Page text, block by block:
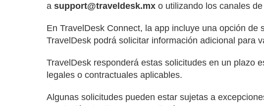
a support@traveldesk.mxo utilizando los canales
En TravelDesk Connect, la app incluye una opción
TravelDesk podrá solicitar información adicional para
TravelDesk responderá estas solicitudes en un plazo
legales o contractuales aplicables.
Algunas solicitudes pueden estar sujetas a